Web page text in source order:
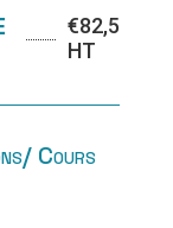
€82,5
HT
Cours